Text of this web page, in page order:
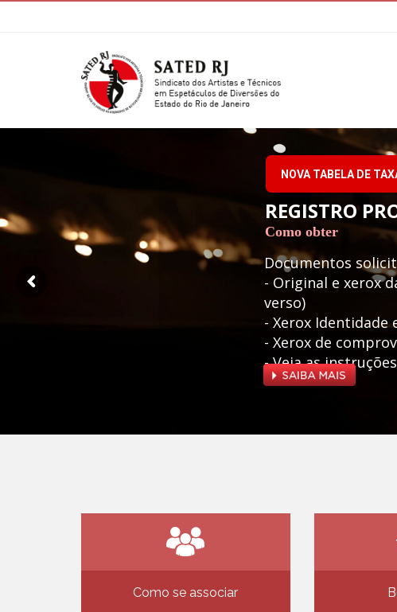
REGISTRO
Documentos
- Original e xerox
verso)
- Xerox Identidade
- Xerox de
- Veja as
Como obter
NOVA TABELA DE
Como se associar